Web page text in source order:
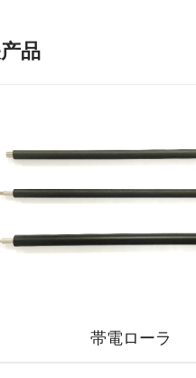
品
帯電ローラ